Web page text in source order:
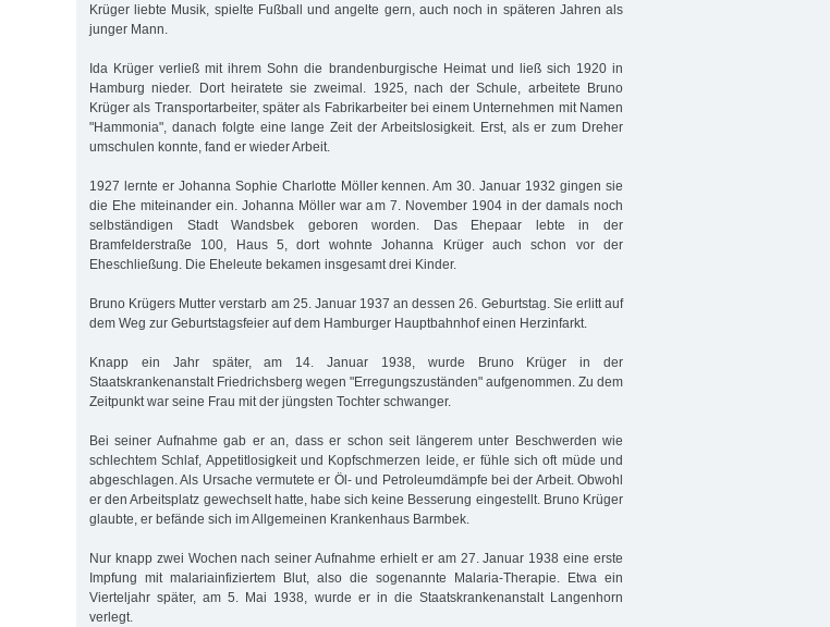
Krüger liebte Musik, spielte Fußball und angelte gern, auch noch in späteren Jahren als
junger Mann.
Ida Krüger verließ mit ihrem Sohn die brandenburgische Heimat und ließ sich 1920 in
Hamburg nieder. Dort heiratete sie zweimal. 1925, nach der Schule, arbeitete Bruno
Krüger als Transportarbeiter, später als Fabrikarbeiter bei einem Unternehmen mit Namen
"Hammonia", danach folgte eine lange Zeit der Arbeitslosigkeit. Erst, als er zum Dreher
umschulen konnte, fand er wieder Arbeit.
1927 lernte er Johanna Sophie Charlotte Möller kennen. Am 30. Januar 1932 gingen sie
die Ehe miteinander ein. Johanna Möller war am 7. November 1904 in der damals noch
selbständigen Stadt Wandsbek geboren worden. Das Ehepaar lebte in der
Bramfelderstraße 100, Haus 5, dort wohnte Johanna Krüger auch schon vor der
Eheschließung. Die Eheleute bekamen insgesamt drei Kinder.
Bruno Krügers Mutter verstarb am 25. Januar 1937 an dessen 26. Geburtstag. Sie erlitt auf
dem Weg zur Geburtstagsfeier auf dem Hamburger Hauptbahnhof einen Herzinfarkt.
Knapp ein Jahr später, am 14. Januar 1938, wurde Bruno Krüger in der
Staatskrankenanstalt Friedrichsberg wegen "Erregungszuständen" aufgenommen. Zu dem
Zeitpunkt war seine Frau mit der jüngsten Tochter schwanger.
Bei seiner Aufnahme gab er an, dass er schon seit längerem unter Beschwerden wie
schlechtem Schlaf, Appetitlosigkeit und Kopfschmerzen leide, er fühle sich oft müde und
abgeschlagen. Als Ursache vermutete er Öl- und Petroleumdämpfe bei der Arbeit. Obwohl
er den Arbeitsplatz gewechselt hatte, habe sich keine Besserung eingestellt. Bruno Krüger
glaubte, er befände sich im Allgemeinen Krankenhaus Barmbek.
Nur knapp zwei Wochen nach seiner Aufnahme erhielt er am 27. Januar 1938 eine erste
Impfung mit malariainfiziertem Blut, also die sogenannte Malaria-Therapie. Etwa ein
Vierteljahr später, am 5. Mai 1938, wurde er in die Staatskrankenanstalt Langenhorn
verlegt.